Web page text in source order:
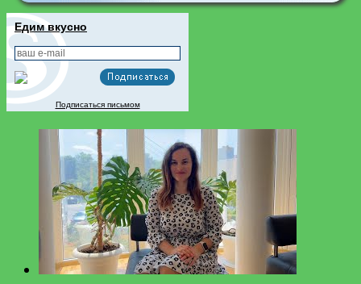
Едим вкусно
Подписаться письмом